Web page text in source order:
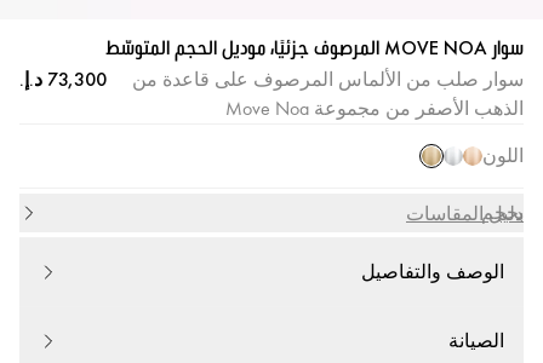
سوار MOVE NOA المرصوف جزئيًا، موديل الحجم المتوسّط
سوار صلب من الألماس المرصوف على قاعدة من
الذهب الأصفر من مجموعة Move Noa
اللون
دليل المقاسات
بحجم
الوصف والتفاصيل
الصيانة